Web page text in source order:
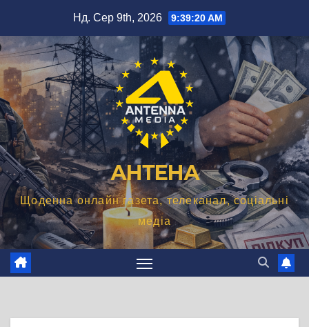
вмісту
Нд. Сер 9th, 2026 9:39:21 AM
АНТЕНА
Щоденна онлайн газета, телеканал, соціальні
медіа